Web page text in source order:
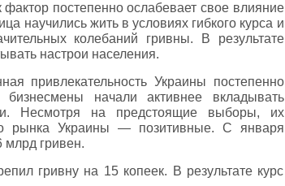
постепенно ослабевает свое влияние
научились жить в условиях гибкого курса и
колебаний гривны. В результате
настрои населения.
привлекательность Украины постепенно
начали активнее вкладывать
Несмотря на предстоящие выборы, их
рынка Украины — позитивные. С января
гривен.
гривну на 15 копеек. В результате курс